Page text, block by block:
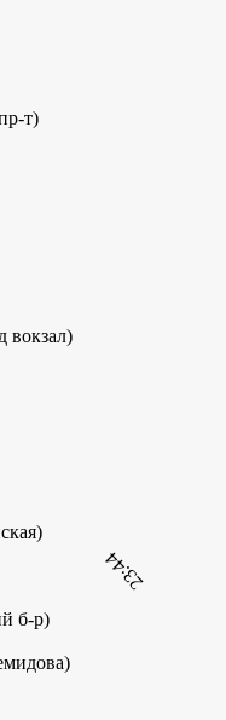
т)
вокзал)
23:44
б-р)